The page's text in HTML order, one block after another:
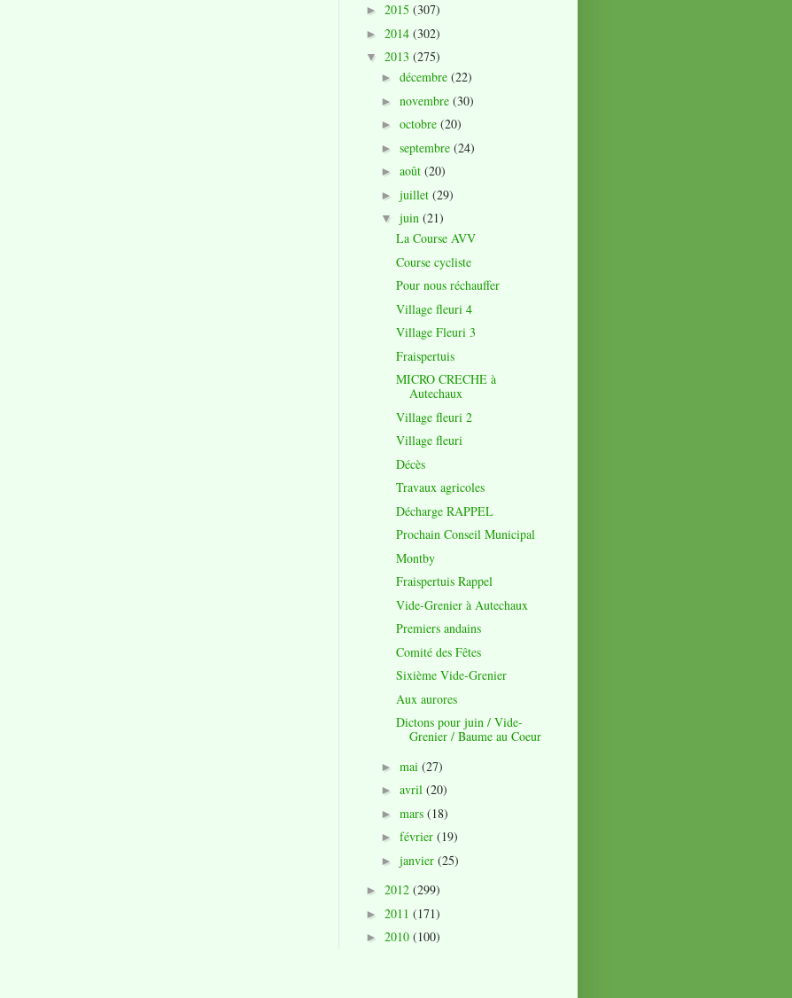
► 2015 (307)
► 2014 (302)
▼ 2013 (275)
► décembre (22)
► novembre (30)
► octobre (20)
► septembre (24)
► août (20)
► juillet (29)
▼ juin (21)
La Course AVV
Course cycliste
Pour nous réchauffer
Village fleuri 4
Village Fleuri 3
Fraispertuis
MICRO CRECHE à
Autechaux
Village fleuri 2
Village fleuri
Décès
Travaux agricoles
Décharge RAPPEL
Prochain Conseil Municipal
Montby
Fraispertuis Rappel
Vide-Grenier à Autechaux
Premiers andains
Comité des Fêtes
Sixième Vide-Grenier
Aux aurores
Dictons pour juin / Vide-
Grenier / Baume au Coeur
► mai (27)
► avril (20)
► mars (18)
► février (19)
► janvier (25)
► 2012 (299)
► 2011 (171)
► 2010 (100)